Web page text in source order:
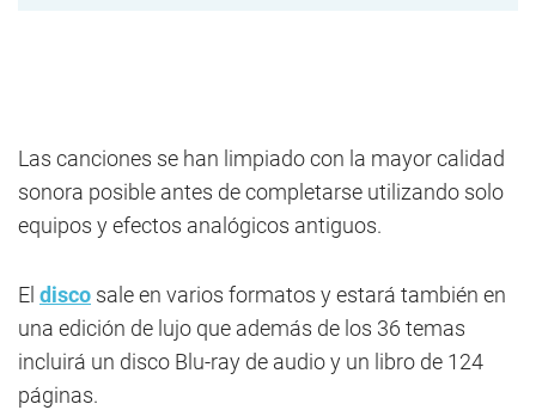
Las canciones se han limpiado con la mayor calidad
sonora posible antes de completarse utilizando solo
equipos y efectos analógicos antiguos.
El disco sale en varios formatos y estará también en
una edición de lujo que además de los 36 temas
incluirá un disco Blu-ray de audio y un libro de 124
páginas.